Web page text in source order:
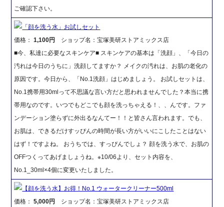
ご確認下さい。
「顔を洗う水」お試しセット
価格：1,100円
ショップ名：宝塚美研ストアミックス店
■今、私達に必要なスキンケア■ スキンケアの基本は「洗顔」、「今日の
汚れは今日のうちに」洗顔してますか？ メイクの汚れは、お肌の老化の
原因です。今日から、「No.1洗顔」はじめましょう。 お試しセットは、
No.1携帯用30mlって不思議な言い方だと思われませんでした？本当に携
帯用なのです。いつでもどこでも顔を洗っちゃえる！、、んです。ファ
ンデーション塗らずに外出るなんてー！！と皆さん言われます。でも、
お肌は、できるだけすッぴんの時間が長い方がいいにこしたことはない
はず！ですよね。 おうちでは、すっぴんでしょ？ 顔を洗う水で、お肌の
OFFつくってあげましょうね。※10/06より、セット内容を、
No.1_30ml×4個に変更いたしました。
【顔を洗う水】お得！No.1 ウォータークリーナー500ml
価格：5,000円
ショップ名：宝塚美研ストアミックス店